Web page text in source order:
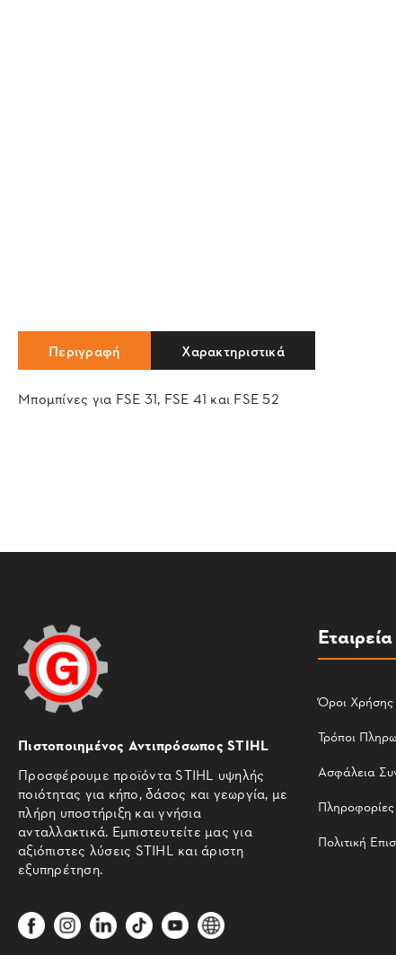
Περιγραφή Χαρακτηριστικά
Μπομπίνες για FSE 31, FSE 41 και FSE 52
Πιστοποιημένος Αντιπρόσωπος STIHL
Προσφέρουμε προϊόντα STIHL υψηλής
ποιότητας για κήπο, δάσος και γεωργία, με
πλήρη υποστήριξη και γνήσια
ανταλλακτικά. Εμπιστευτείτε μας για
αξιόπιστες λύσεις STIHL και άριστη
εξυπηρέτηση.
Εταιρεία
Όροι Χρήσης
Τρόποι
Ασφάλεια
Πολιτική